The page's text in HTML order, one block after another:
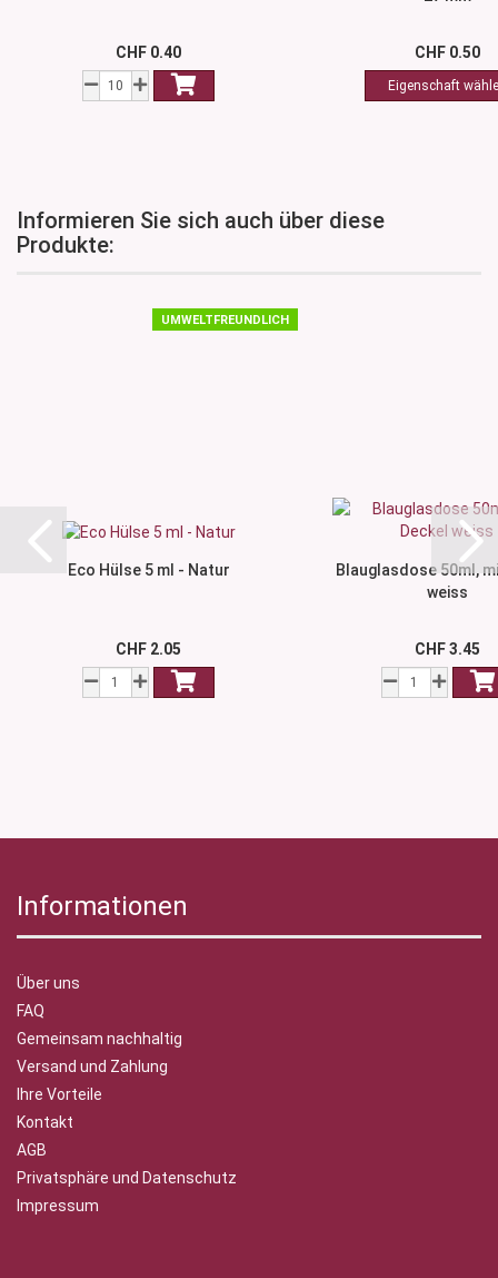
CHF 0.40 CHF 0.50
Informieren Sie sich auch über diese
Produkte:
UMWELTFREUNDLICH
Eco Hülse 5 ml - Natur
CHF 2.05
Blauglasdose 50ml,
weiss
CHF 3.45
Informationen
Über uns
FAQ
Gemeinsam nachhaltig
Versand und Zahlung
Ihre Vorteile
Kontakt
AGB
Privatsphäre und Datenschutz
Impressum